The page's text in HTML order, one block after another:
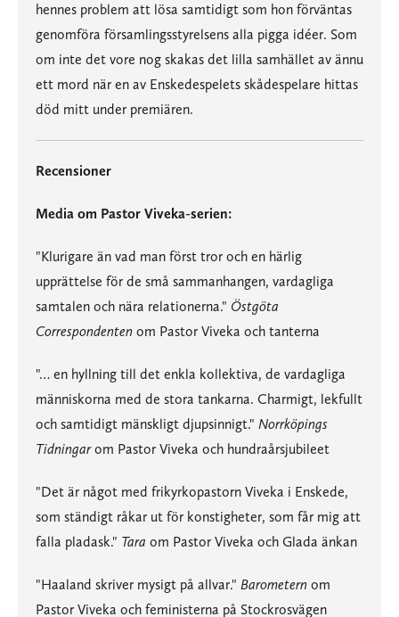
hennes problem att lösa samtidigt som hon förväntas
genomföra församlingsstyrelsens alla pigga idéer. Som
om inte det vore nog skakas det lilla samhället av ännu
ett mord när en av Enskedespelets skådespelare hittas
död mitt under premiären.
Recensioner
Media om Pastor Viveka-serien:
"Klurigare än vad man först tror och en härlig
upprättelse för de små sammanhangen, vardagliga
samtalen och nära relationerna." Östgöta
Correspondenten om Pastor Viveka och tanterna
"… en hyllning till det enkla kollektiva, de vardagliga
människorna med de stora tankarna. Charmigt, lekfullt
och samtidigt mänskligt djupsinnigt." Norrköpings
Tidningarom Pastor Viveka och hundraårsjubileet
"Det är något med frikyrkopastorn Viveka i Enskede,
som ständigt råkar ut för konstigheter, som får mig att
falla pladask." Tara om Pastor Viveka och Glada änkan
"Haaland skriver mysigt på allvar." Barometern om
Pastor Viveka och feministerna på Stockrosvägen